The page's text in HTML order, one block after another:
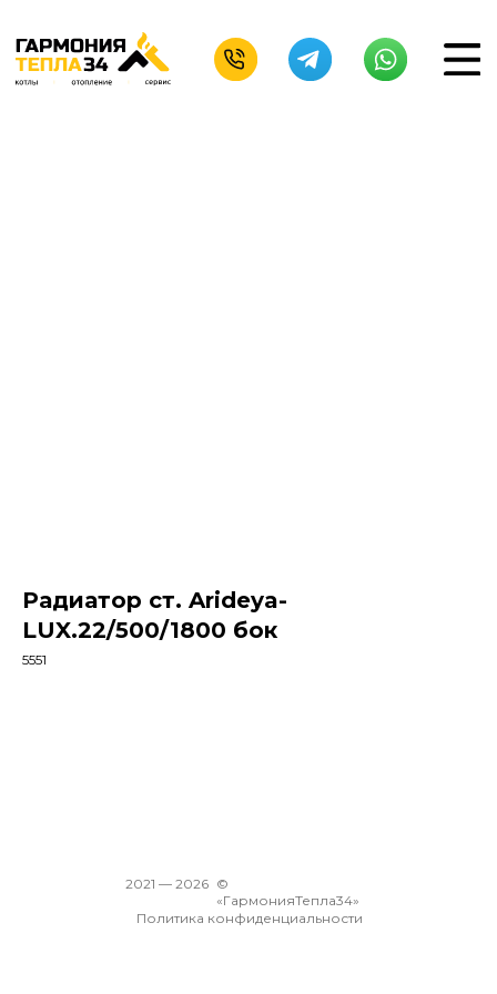
Радиатор ст. Arideya-
LUX.22/500/1800 бок
5551
Политика конфиденциальности
©
«ГармонияТепла34»
2026
2021 —